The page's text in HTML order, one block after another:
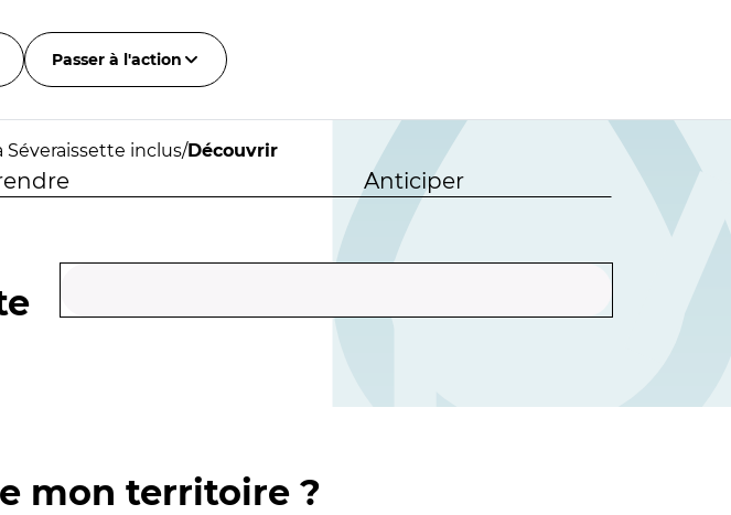
Passer à l'action
Séveraissette inclus/Découvrir
Anticiper
mon territoire ?